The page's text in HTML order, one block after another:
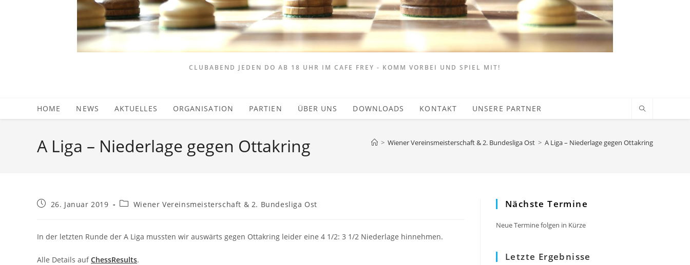
CLUBABEND JEDEN DO AB 18 UHR IM CAFE FREY - KOMM VORBEI UND SPIEL MIT!
HOME NEWS AKTUELLES ORGANISATION PARTIEN ÜBER UNS DOWNLOADS KONTAKT UNSERE PARTNER
A Liga – Niederlage gegen Ottakring > Wiener Vereinsmeisterschaft & 2. Bundesliga Ost > A Liga – Niederlage gegen Ottakring
Beitrag26. Januar 2019
Beitrags-
Wiener Vereinsmeisterschaft & 2. Bundesliga Ost
In der letzten Runde der A Liga mussten wir auswärts gegen Ottakring leider eine 4 1/2: 3 1/2 Niederlage hinnehmen.
Alle Details aufChessResults.
Nächste Termine
Neue Termine folgen in Kürze
Letzte Ergebnisse